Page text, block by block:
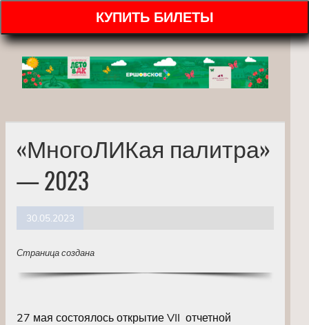
КУПИТЬ БИЛЕТЫ
«МногоЛИКая палитра»
— 2023
30.05.2023
Страница создана
27 мая состоялось открытие VII отчетной